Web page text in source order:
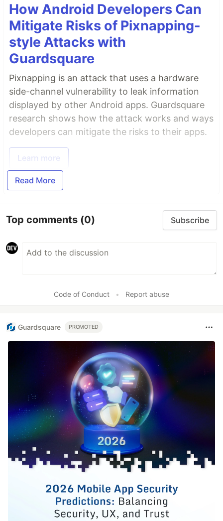
How Android Developers Can
Mitigate Risks of Pixnapping-
style Attacks with
Guardsquare
Pixnapping is an attack that uses a hardware
side-channel vulnerability to leak information
displayed by other Android apps. Guardsquare
research shows how the attack works and ways
developers can mitigate the risks to their apps.
Learn more
Read More
Top comments (0) Subscribe
Code of Conduct • Report abuse
Guardsquare PROMOTED